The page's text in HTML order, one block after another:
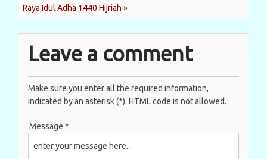
Raya Idul Adha 1440 Hijriah »
Leave a comment
Make sure you enter all the required information,
indicated by an asterisk (*). HTML code is not allowed.
Message *